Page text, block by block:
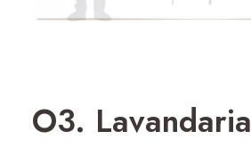
O3. Lavandaria